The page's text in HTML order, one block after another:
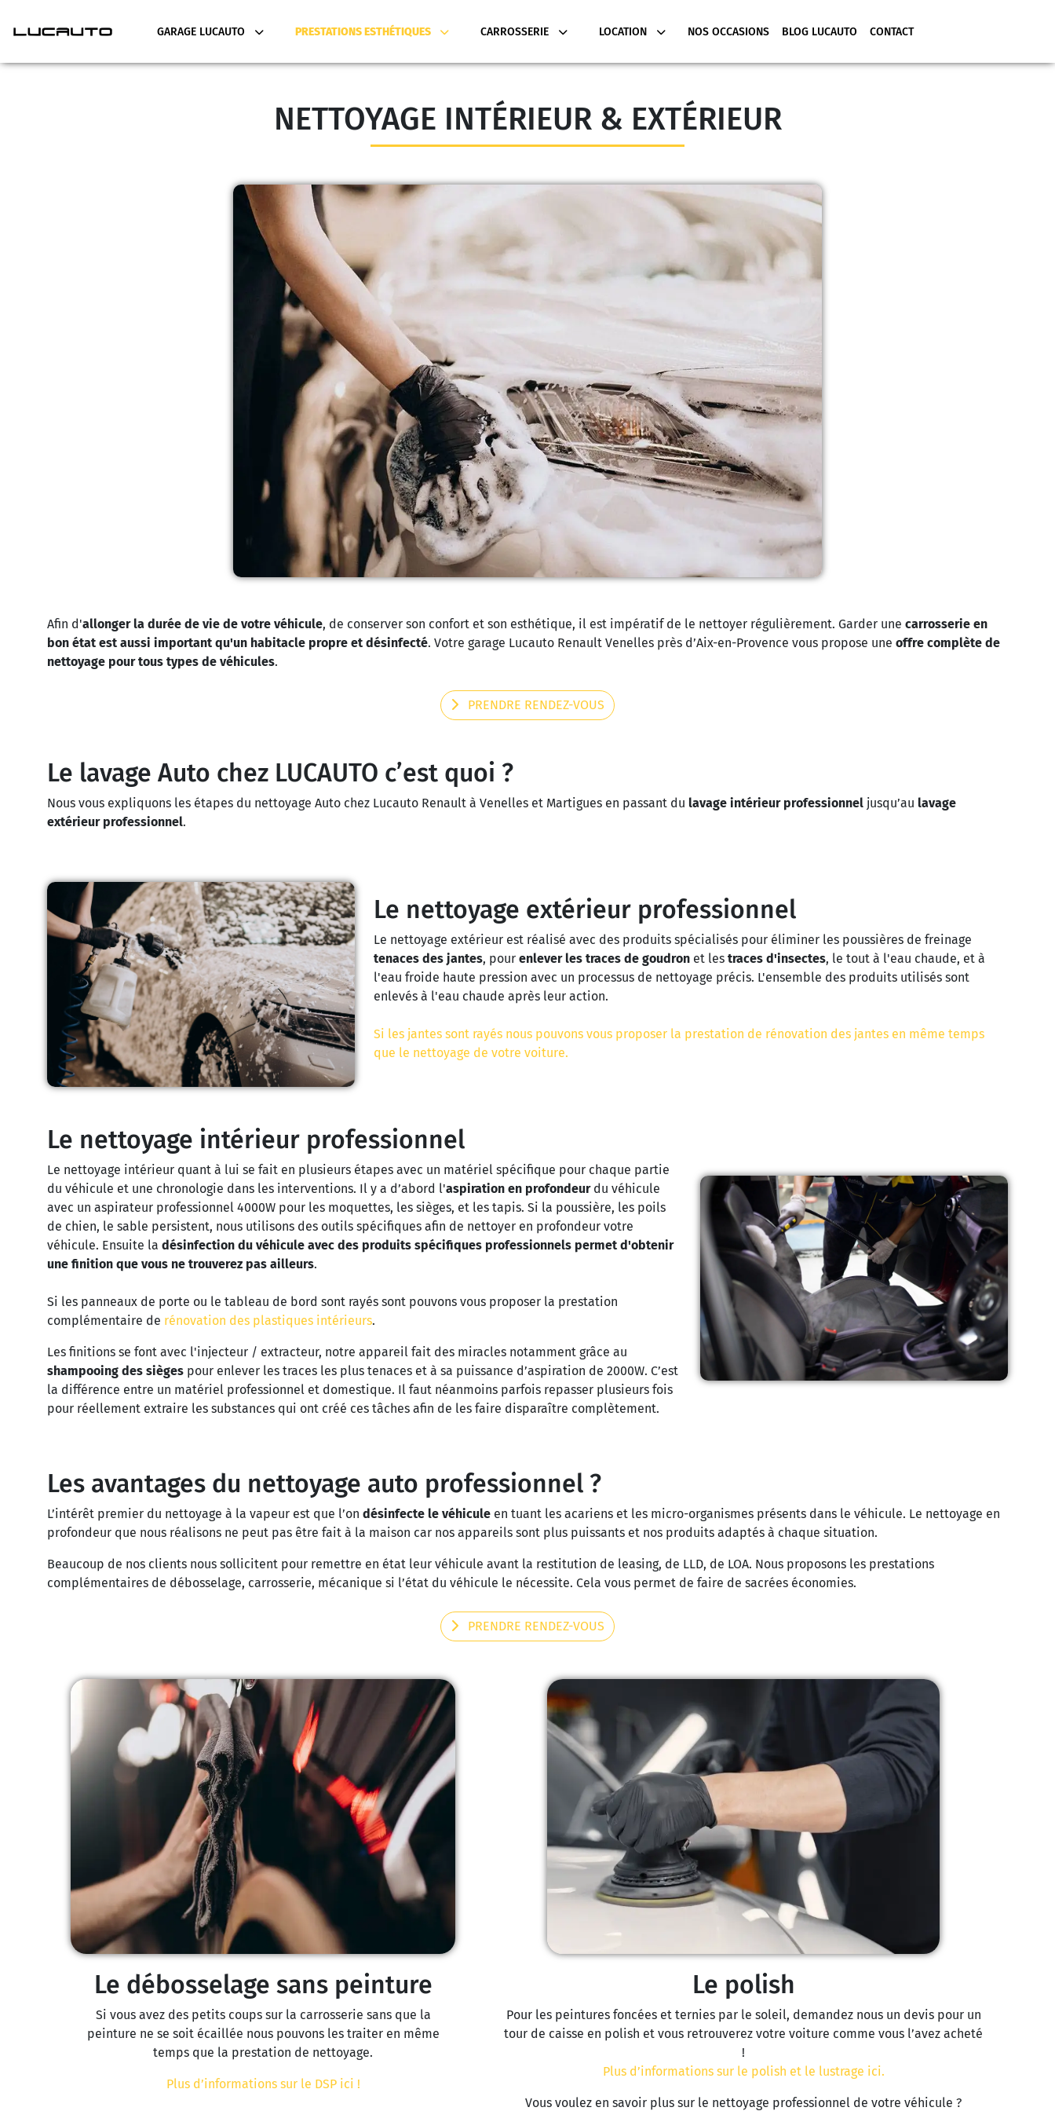
GARAGE LUCAUTO PRESTATIONS ESTHÉTIQUES CARROSSERIE LOCATION NOS OCCASIONS BLOG LUCAUTO CONTACT
NETTOYAGE INTÉRIEUR & EXTÉRIEUR
Afin d'allonger la durée de vie de votre véhicule, de conserver son confort et son esthétique, il est impératif de le nettoyer régulièrement. Garder une carrosserie en
bon état est aussi important qu'un habitacle propre et désinfecté. Votre garage Lucauto Renault Venelles près d’Aix-en-Provence vous propose une offre complète de
nettoyage pour tous types de véhicules.
PRENDRE RENDEZ-VOUS
Le lavage Auto chez LUCAUTO c’est quoi ?
Nous vous expliquons les étapes du nettoyage Auto chez Lucauto Renault à Venelles et Martigues en passant du lavage intérieur professionnel jusqu’au lavage
extérieur professionnel.
Le nettoyage extérieur professionnel
Le nettoyage extérieur est réalisé avec des produits spécialisés pour éliminer les poussières de freinage
tenaces des jantes, pour enlever les traces de goudron et les traces d'insectes, le tout à l'eau chaude, et à
l'eau froide haute pression avec un processus de nettoyage précis. L'ensemble des produits utilisés sont
enlevés à l'eau chaude après leur action.
Si les jantes sont rayés nous pouvons vous proposer la prestation de rénovation des jantes en même temps
que le nettoyage de votre voiture.
Le nettoyage intérieur professionnel
Le nettoyage intérieur quant à lui se fait en plusieurs étapes avec un matériel spécifique pour chaque partie
du véhicule et une chronologie dans les interventions. Il y a d’abord l'aspiration en profondeurdu véhicule
avec un aspirateur professionnel 4000W pour les moquettes, les sièges, et les tapis. Si la poussière, les poils
de chien, le sable persistent, nous utilisons des outils spécifiques afin de nettoyer en profondeur votre
véhicule. Ensuite la désinfection du véhicule avec des produits spécifiques professionnels permet d'obtenir
une finition que vous ne trouverez pas ailleurs.
Si les panneaux de porte ou le tableau de bord sont rayés sont pouvons vous proposer la prestation
complémentaire de rénovation des plastiques intérieurs.
Les finitions se font avec l'injecteur / extracteur, notre appareil fait des miracles notamment grâce au
shampooing des sièges pour enlever les traces les plus tenaces et à sa puissance d’aspiration de 2000W. C’est
la différence entre un matériel professionnel et domestique. Il faut néanmoins parfois repasser plusieurs fois
pour réellement extraire les substances qui ont créé ces tâches afin de les faire disparaître complètement.
Les avantages du nettoyage auto professionnel ?
L’intérêt premier du nettoyage à la vapeur est que l’on désinfecte le véhicule en tuant les acariens et les micro-organismes présents dans le véhicule. Le nettoyage en
profondeur que nous réalisons ne peut pas être fait à la maison car nos appareils sont plus puissants et nos produits adaptés à chaque situation.
Beaucoup de nos clients nous sollicitent pour remettre en état leur véhicule avant la restitution de leasing, de LLD, de LOA. Nous proposons les prestations
complémentaires de débosselage, carrosserie, mécanique si l’état du véhicule le nécessite. Cela vous permet de faire de sacrées économies.
PRENDRE RENDEZ-VOUS
Le débosselage sans peinture
Si vous avez des petits coups sur la carrosserie sans que la
peinture ne se soit écaillée nous pouvons les traiter en même
temps que la prestation de nettoyage.
Plus d’informations sur le DSP ici !
Le polish
Pour les peintures foncées et ternies par le soleil, demandez nous un devis pour un
tour de caisse en polish et vous retrouverez votre voiture comme vous l’avez acheté
!
Plus d’informations sur le polish et le lustrage ici.
Vous voulez en savoir plus sur le nettoyage professionnel de votre véhicule ?